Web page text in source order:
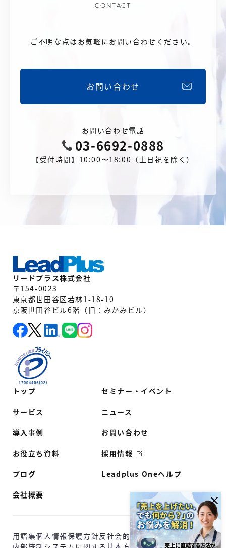
CONTACT
ご不明な点はお気軽にお問い合わせください。
お問い合わせ
お問い合わせ電話
03-6692-0888
【受付時間】10:00〜18:00（土日祝を除く）
トップ
サービス
導入事例
お役立ち資料
ブログ
会社概要
セミナー・イベント
ニュース
お問い合わせ
採用情報
Leadplus Oneヘルプ
リードプラス株式会社
〒154-0023
東京都世田谷区若林1-18-10
京阪世田谷ビル6階（旧：みかみビル）
用語集個人情報保護方針反社会的勢力に対する基本方針